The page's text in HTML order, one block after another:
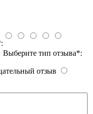
Выберите тип отзыва*:
отзыв